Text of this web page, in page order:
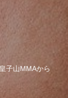
子山MMAから